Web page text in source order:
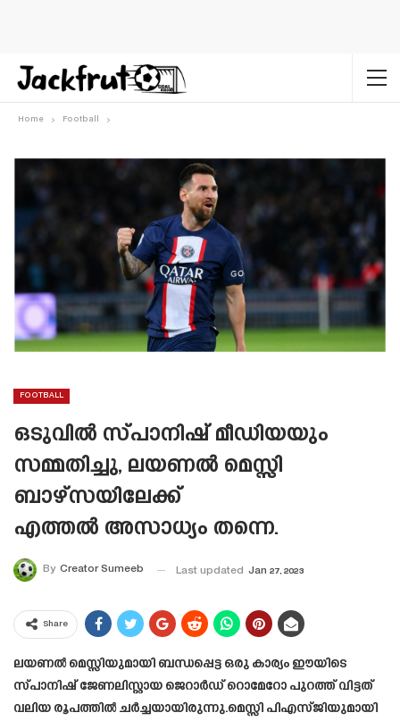
Home Football
FOOTBALL
ഒടുവിൽ സ്പാനിഷ് മീഡിയയും
സമ്മതിച്ചു, ലയണൽ മെസ്സി
ബാഴ്സയിലേക്ക്
എത്തൽ അസാധ്യം തന്നെ.
By Creator Sumeeb Last updated Jan 27, 2023
Share
ലയണൽ മെസ്സിയുമായി ബന്ധപ്പെട്ട ഒരു കാര്യം ഈയിടെ
സ്പാനിഷ് ജേണലിസ്റ്റായ ജെറാർഡ് റൊമേറോ പുറത്ത് വിട്ടത്
വലിയ രൂപത്തിൽ ചർച്ചയായിരുന്നു.മെസ്സി പിഎസ്ജിയുമായി